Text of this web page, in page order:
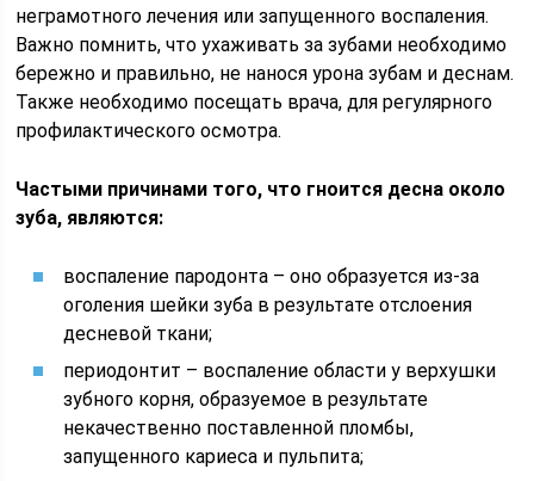
неграмотного лечения или запущенного воспаления.
Важно помнить, что ухаживать за зубами необходимо
бережно и правильно, не нанося урона зубам и деснам.
Также необходимо посещать врача, для регулярного
профилактического осмотра.
Частыми причинами того, что гноится десна около
зуба, являются:
воспаление пародонта – оно образуется из-за
оголения шейки зуба в результате отслоения
десневой ткани;
периодонтит – воспаление области у верхушки
зубного корня, образуемое в результате
некачественно поставленной пломбы,
запущенного кариеса и пульпита;